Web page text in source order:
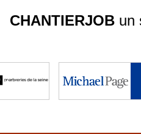
CHANTIERJOBun